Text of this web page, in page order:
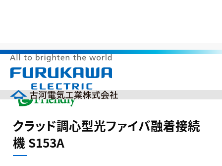
ニ
ュ
製品情報
研究開発
投資家の皆様へ（IR）
HOME > サステナビリティ > 環境調和製品 > >
クラッド調心型光ファイバ融着接続機 S153A
クラッド調心型光ファイバ融着接続
機 S153A